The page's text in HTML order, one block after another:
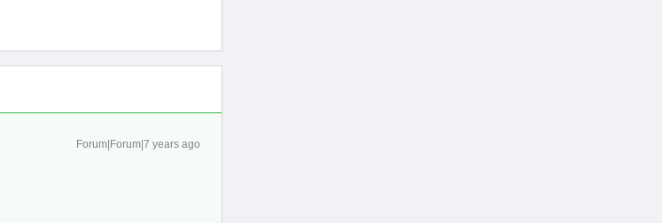
Forum|Forum|7 years ago